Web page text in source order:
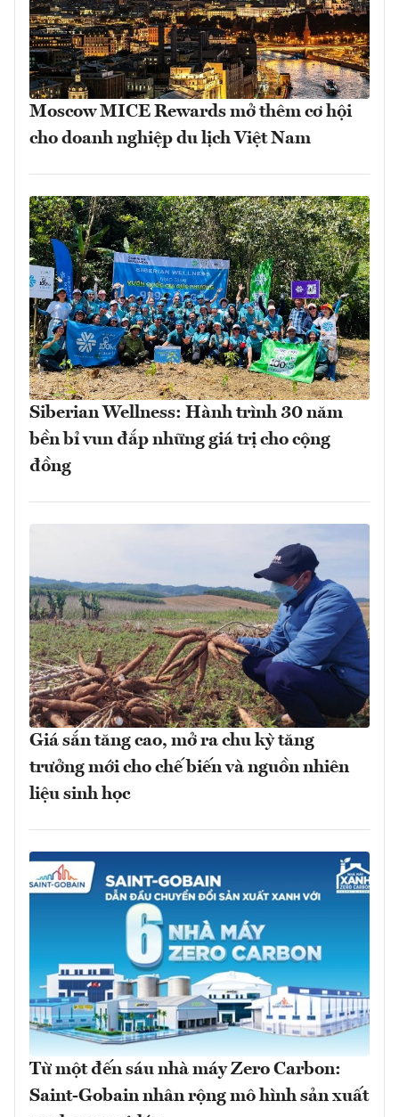
Moscow MICE Rewards mở thêm cơ hội
cho doanh nghiệp du lịch Việt Nam
Siberian Wellness: Hành trình 30 năm
bền bỉ vun đắp những giá trị cho cộng
đồng
Giá sắn tăng cao, mở ra chu kỳ tăng
trưởng mới cho chế biến và nguồn nhiên
liệu sinh học
Từ một đến sáu nhà máy Zero Carbon:
Saint-Gobain nhân rộng mô hình sản xuất